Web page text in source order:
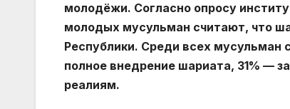
молодёжи. Согласно опросу
молодых мусульман считают, что
Республики. Среди всех мусульман
полное внедрение шариата, 31% —
реалиям.